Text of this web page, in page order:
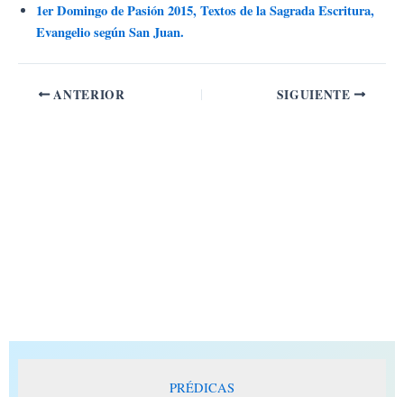
1er Domingo de Pasión 2015, Textos de la Sagrada Escritura,
Evangelio según San Juan.
ANTERIOR SIGUIENTE
PRÉDICAS